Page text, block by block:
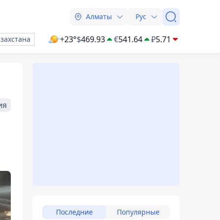
Алматы Рус
+23°$469.93 €541.64 ₽5.71
Последние Популярные